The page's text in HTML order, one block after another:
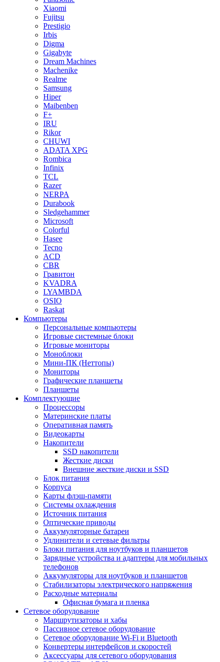
Xiaomi
Fujitsu
Prestigio
Irbis
Digma
Gigabyte
Dream Machines
Machenike
Realme
Samsung
Hiper
Maibenben
F+
IRU
Rikor
CHUWI
ADATA XPG
Rombica
Infinix
TCL
Razer
NERPA
Durabook
Sledgehammer
Microsoft
Colorful
Hasee
Tecno
ACD
CBR
Гравитон
KVADRA
LYAMBDA
OSIO
Raskat
Компьютеры
Персональные компьютеры
Игровые системные блоки
Игровые мониторы
Моноблоки
Мини-ПК (Неттопы)
Мониторы
Графические планшеты
Планшеты
Комплектующие
Процессоры
Материнские платы
Оперативная память
Видеокарты
Накопители
SSD накопители
Жесткие диски
Внешние жесткие диски и SSD
Блок питания
Корпуса
Карты флэш-памяти
Системы охлаждения
Источник питания
Оптические приводы
Аккумуляторные батареи
Удлинители и сетевые фильтры
Блоки питания для ноутбуков и планшетов
Зарядные устройства и адаптеры для мобильных
телефонов
Аккумуляторы для ноутбуков и планшетов
Стабилизаторы электрического напряжения
Расходные материалы
Офисная бумага и пленка
Сетевое оборудование
Маршрутизаторы и хабы
Пассивное сетевое оборудование
Сетевое оборудование Wi-Fi и Bluetooth
Конвертеры интерфейсов и скоростей
Аксессуары для сетевого оборудования